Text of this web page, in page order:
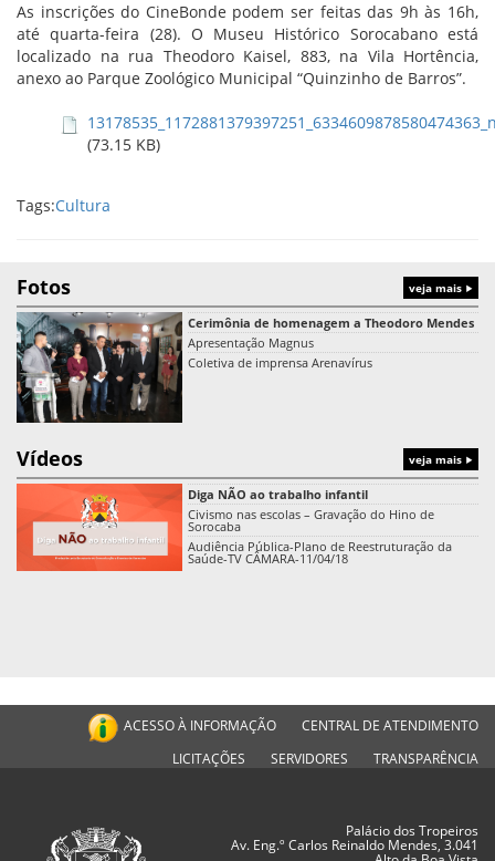
As inscrições do CineBonde podem ser feitas das 9h às 16h,
até quarta-feira (28). O Museu Histórico Sorocabano está
localizado na rua Theodoro Kaisel, 883, na Vila Hortência,
anexo ao Parque Zoológico Municipal “Quinzinho de Barros”.
(73.15 KB)
Tags:Cultura
Fotos veja mais
Cerimônia de homenagem a Theodoro Mendes
Apresentação Magnus
Coletiva de imprensa Arenavírus
Vídeos veja mais
Diga NÃO ao trabalho infantil
Civismo nas escolas – Gravação do Hino de
Sorocaba
Audiência Pública-Plano de Reestruturação da
Saúde-TV CÂMARA-11/04/18
ACESSO À INFORMAÇÃO
CENTRAL DE ATENDIMENTO
LICITAÇÕES
SERVIDORES TRANSPARÊNCIA
Palácio dos Tropeiros
Av. Eng.º Carlos Reinaldo Mendes, 3.041